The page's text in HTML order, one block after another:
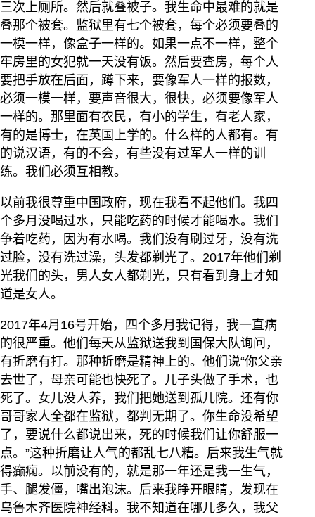
三次上厕所。然后就叠被子。我生命中最难的就是
叠那个被套。监狱里有七个被套，每个必须要叠的
一模一样，像盒子一样的。如果一点不一样，整个
牢房里的女犯就一天没有饭。然后要查房，每个人
要把手放在后面，蹲下来，要像军人一样的报数，
必须一模一样，要声音很大，很快，必须要像军人
一样的。那里面有农民，有小的学生，有老人家，
有的是博士，在英国上学的。什么样的人都有。有
的说汉语，有的不会，有些没有过军人一样的训
练。我们必须互相教。
以前我很尊重中国政府，现在我看不起他们。我四
个多月没喝过水，只能吃药的时候才能喝水。我们
争着吃药，因为有水喝。我们没有刷过牙，没有洗
过脸，没有洗过澡，头发都剃光了。2017年他们剃
光我们的头，男人女人都剃光，只有看到身上才知
道是女人。
2017年4月16号开始，四个多月我记得，我一直病
的很严重。他们每天从监狱送我到国保大队询问，
有折磨有打。那种折磨是精神上的。他们说“你父亲
去世了，母亲可能也快死了。儿子头做了手术，也
死了。女儿没人养，我们把她送到孤儿院。还有你
哥哥家人全都在监狱，都判无期了。你生命没希望
了，要说什么都说出来，死的时候我们让你舒服一
点。”这种折磨让人气的都乱七八糟。后来我生气就
得癫痫。以前没有的，就是那一年还是我一生气，
手、腿发僵，嘴出泡沫。后来我睁开眼睛，发现在
乌鲁木齐医院神经科。我不知道在哪儿多久，我父